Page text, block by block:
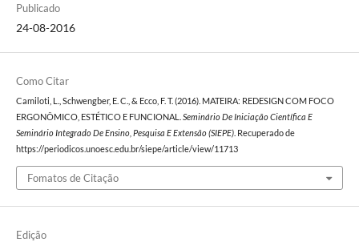
Publicado
24-08-2016
Como Citar
Camiloti, L., Schwengber, E. C., & Ecco, F. T. (2016). MATEIRA: REDESIGN COM FOCO
ERGONÔMICO, ESTÉTICO E FUNCIONAL. Seminário De Iniciação Científica E
Seminário Integrado De Ensino, Pesquisa E Extensão (SIEPE). Recuperado de
https://periodicos.unoesc.edu.br/siepe/article/view/11713
Fomatos de Citação
Edição